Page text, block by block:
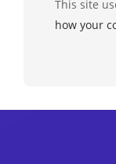
This site
how your